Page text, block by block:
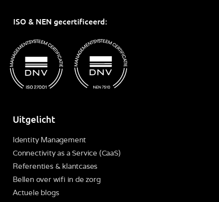
ISO & NEN gecertificeerd:
Uitgelicht
Identity Management
Connectivity as a Service (CaaS)
Referenties & klantcases
Bellen over wifi in de zorg
Actuele blogs